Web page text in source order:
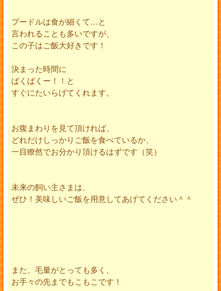
プードルは食が細くて…と
言われることも多いですが、
この子はご飯大好きです！
決まった時間に
ばくばくー！！と
すぐにたいらげてくれます。
お腹まわりを見て頂ければ、
どれだけしっかりご飯を食べているか、
一目瞭然でお分かり頂けるはずです（笑）
未来の飼い主さまは、
ぜひ！美味しいご飯を用意してあげてください＾＾
また、毛量がとっても多く、
お手々の先までもこもこです！